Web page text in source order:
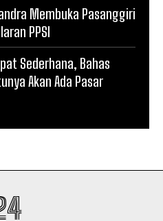
Membuka Pasanggiri
PPSI
Sederhana, Bahas
Akan Ada Pasar